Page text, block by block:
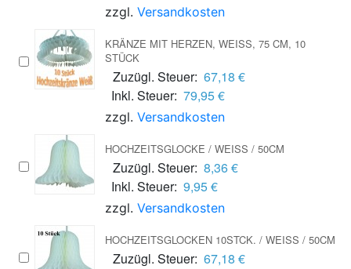
zzgl. Versandkosten
KRÄNZE MIT HERZEN, WEISS, 75 CM, 10 S
TÜCK
Zuzügl. Steuer: 67,18 €
Inkl. Steuer: 79,95 €
zzgl. Versandkosten
HOCHZEITSGLOCKE / WEISS / 50CM
Zuzügl. Steuer: 8,36 €
Inkl. Steuer: 9,95 €
zzgl. Versandkosten
HOCHZEITSGLOCKEN 10STCK. / WEISS / 50CM
Zuzügl. Steuer: 67,18 €